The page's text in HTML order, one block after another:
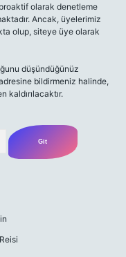
olarak denetleme
Ancak, üyelerimiz
olup, siteye üye olarak
düşündüğünüz
bildirmeniz halinde,
kaldırılacaktır.